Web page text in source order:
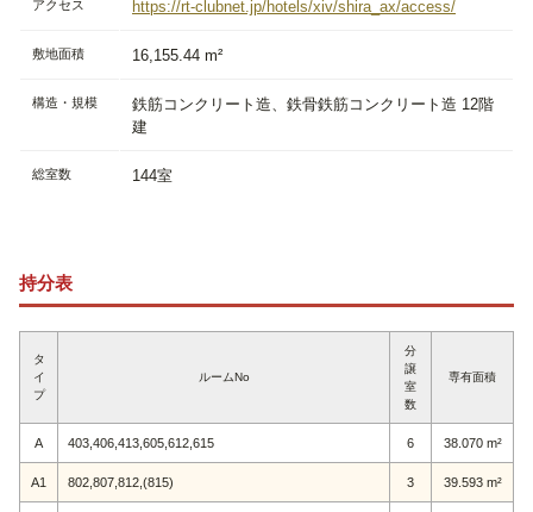
アクセス https://rt-clubnet.jp/hotels/xiv/shira_ax/access/
敷地面積 16,155.44 m²
構造・規模
鉄筋コンクリート造、鉄骨鉄筋コンクリート造 12階
建
総室数 144室
持分表
タ
イ
プ
ルームNo
分
譲
室
数
専有面積
A 403,406,413,605,612,615 6 38.070 m²
A1 802,807,812,(815) 3 39.593 m²